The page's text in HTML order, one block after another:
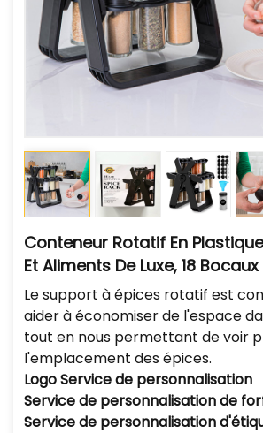
Conteneur Rotatif En
Et Aliments De Luxe, 18 Bocaux
Le support à épices rotatif est
aider à économiser de l'espace
tout en nous permettant de voir
l'emplacement des épices.
LogoService de personnalisation
Service de personnalisation de
Service de personnalisation